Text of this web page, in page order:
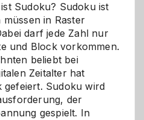
Sudoku? Sudoku ist
in Raster
darf jede Zahl nur
und Block vorkommen.
beliebt bei
Zeitalter hat
gefeiert. Sudoku wird
der
gespielt. In